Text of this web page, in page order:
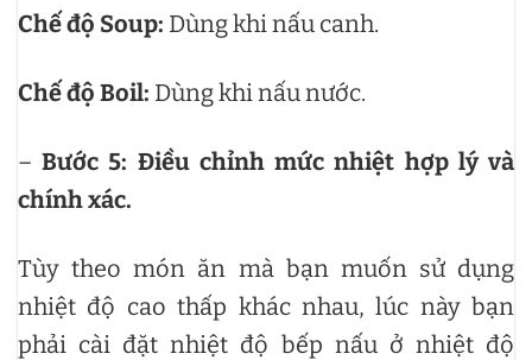
Chế độ Soup: Dùng khi nấu canh.
Chế độ Boil: Dùng khi nấu nước.
–Bước 5: Điều chỉnh mức nhiệt hợp lý và
chính xác.
Tùy theo món ăn mà bạn muốn sử dụng
nhiệt độ cao thấp khác nhau, lúc này bạn
phải cài đặt nhiệt độ bếp nấu ở nhiệt độ